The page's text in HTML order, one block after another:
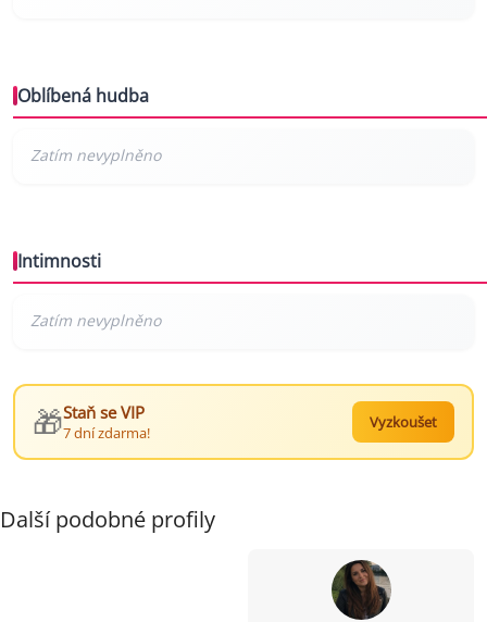
Oblíbená hudba
Intimnosti
🎁Staň se VIP
7 dní zdarma!
Vyzkoušet
Další podobné profily